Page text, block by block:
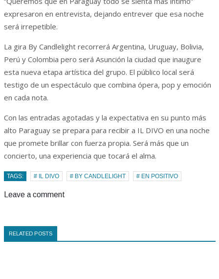
expresaron en entrevista, dejando entrever que esa noche
será irrepetible.
La gira By Candlelight recorrerá Argentina, Uruguay, Bolivia,
Perú y Colombia pero será Asunción la ciudad que inaugure
esta nueva etapa artística del grupo. El público local será
testigo de un espectáculo que combina ópera, pop y emoción
en cada nota.
Con las entradas agotadas y la expectativa en su punto más
alto Paraguay se prepara para recibir a IL DIVO en una noche
que promete brillar con fuerza propia. Será más que un
concierto, una experiencia que tocará el alma.
TAGS: # IL DIVO # BY CANDLELIGHT # EN POSITIVO
Leave a comment
RELATED POSTS